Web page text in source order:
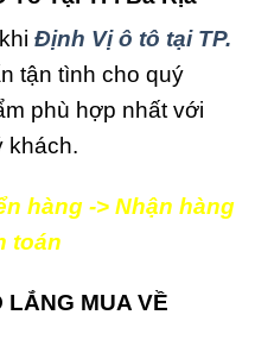
Định Vị ô tô tại TP.
tận tình cho quý
phù hợp nhất với
khách.
hàng -> Nhận hàng
toán
MUA VỀ